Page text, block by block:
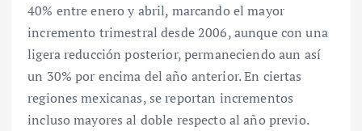
40% entre enero y abril, marcando el mayor
incremento trimestral desde 2006, aunque con una
ligera reducción posterior, permaneciendo aun así
un 30% por encima del año anterior. En ciertas
regiones mexicanas, se reportan incrementos
incluso mayores al doble respecto al año previo.